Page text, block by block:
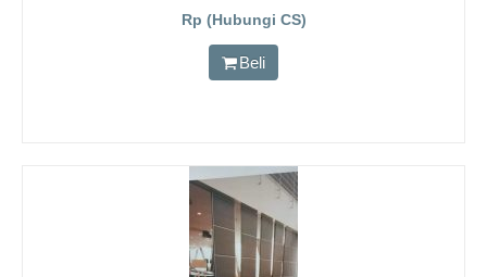
Rp (Hubungi CS)
Beli